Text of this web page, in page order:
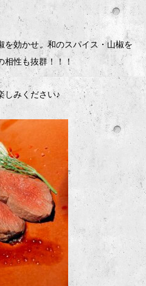
を効かせ、和のスパイス・山椒を
相性も抜群！！！
しみください♪